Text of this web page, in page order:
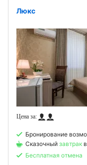
Люкс
Бронирование
Сказочный завтрак
Бесплатная отмена